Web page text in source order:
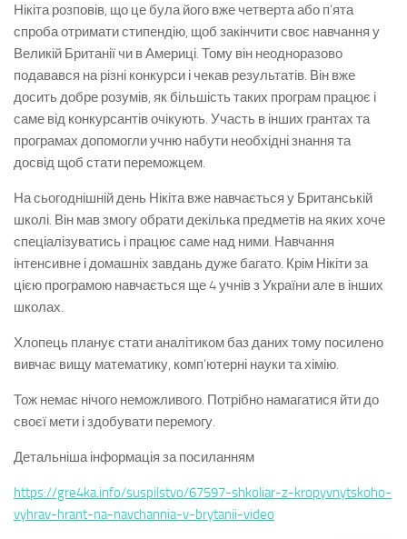
Нікіта розповів, що це була його вже четверта або п’ята
спроба отримати стипендію, щоб закінчити своє навчання у
Великій Британії чи в Америці. Тому він неодноразово
подавався на різні конкурси і чекав результатів. Він вже
досить добре розумів, як більшість таких програм працює і
саме від конкурсантів очікують. Участь в інших грантах та
програмах допомогли учню набути необхідні знання та
досвід щоб стати переможцем.
На сьогоднішній день Нікіта вже навчається у Британській
школі. Він мав змогу обрати декілька предметів на яких хоче
спеціалізуватись і працює саме над ними. Навчання
інтенсивне і домашніх завдань дуже багато. Крім Нікіти за
цією програмою навчається ще 4 учнів з України але в інших
школах.
Хлопець планує стати аналітиком баз даних тому посилено
вивчає вищу математику, комп’ютерні науки та хімію.
Тож немає нічого неможливого. Потрібно намагатися йти до
своєї мети і здобувати перемогу.
Детальніша інформація за посиланням
https://gre4ka.info/suspilstvo/67597-shkoliar-z-kropyvnytskoho-
vyhrav-hrant-na-navchannia-v-brytanii-video